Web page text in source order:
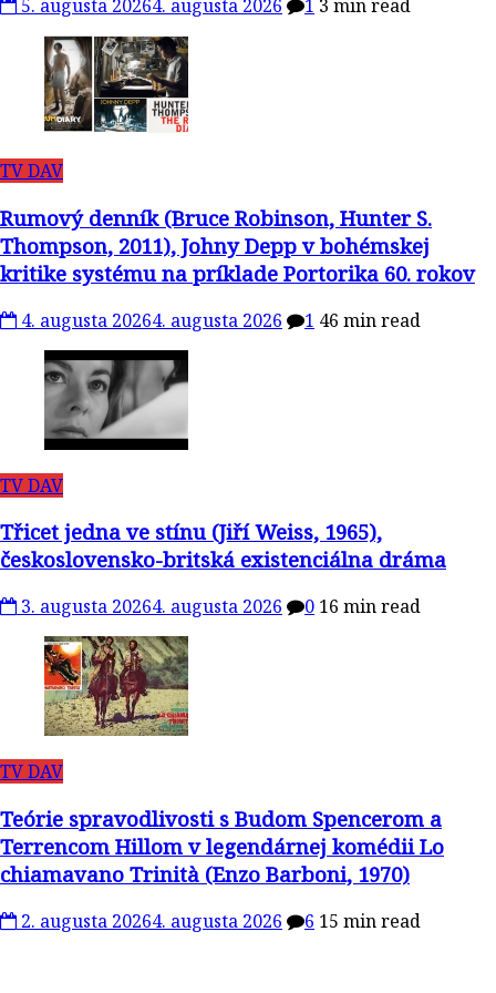
5. augusta 20264. augusta 2026 1 3 min read
TV DAV
Rumový denník (Bruce Robinson, Hunter S.
Thompson, 2011), Johny Depp v bohémskej
kritike systému na príklade Portorika 60. rokov
4. augusta 20264. augusta 2026 1 46 min read
TV DAV
Třicet jedna ve stínu (Jiří Weiss, 1965),
československo-britská existenciálna dráma
3. augusta 20264. augusta 2026 0 16 min read
TV DAV
Teórie spravodlivosti s Budom Spencerom a
Terrencom Hillom v legendárnej komédii Lo
chiamavano Trinità (Enzo Barboni, 1970)
2. augusta 20264. augusta 2026 6 15 min read